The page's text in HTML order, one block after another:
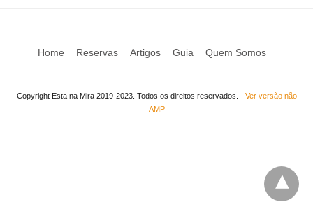
Home Reservas Artigos Guia Quem Somos
Copyright Esta na Mira 2019-2023. Todos os direitos reservados.
Ver versão não
AMP